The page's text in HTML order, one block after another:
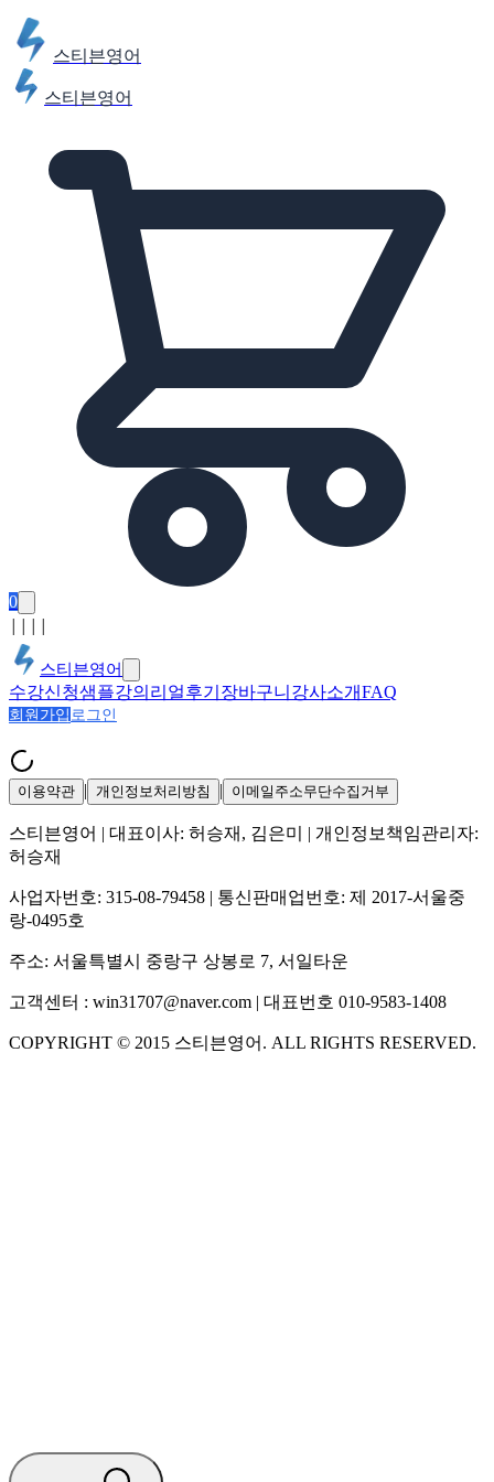
스티븐영어
스티븐영어
0
스티븐영어
수강신청샘플강의 리얼후기 장바구니 강사소개FAQ
회원가입 로그인
이용약관 | 개인정보처리방침 | 이메일주소무단수집거부
스티븐영어 | 대표이사: 허승재, 김은미
| 개인정보책임관리자:
허승재
사업자번호: 315-08-79458 | 통신판매업번호: 제 2017-서울중
랑-0495호
주소: 서울특별시 중랑구 상봉로 7, 서일타운
고객센터 : win31707@naver.com | 대표번호 010-9583-1408
COPYRIGHT © 2015 스티븐영어 . ALL RIGHTS RESERVED.